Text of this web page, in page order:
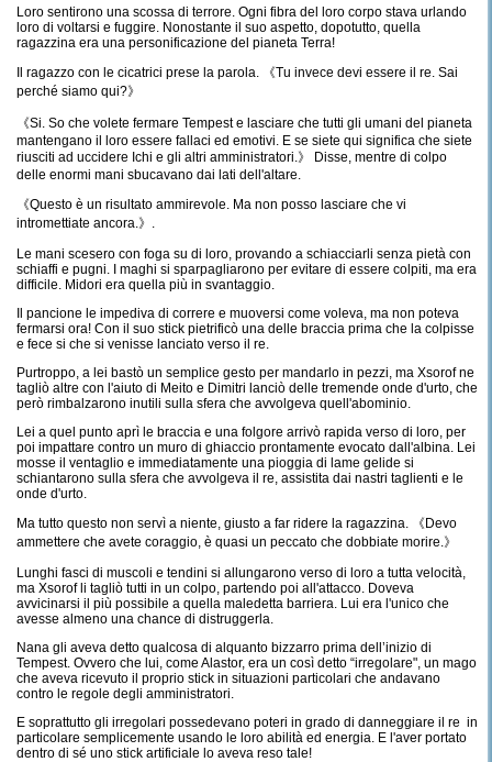
Loro sentirono una scossa di terrore. Ogni fibra del loro corpo stava urlando
loro di voltarsi e fuggire. Nonostante il suo aspetto, dopotutto, quella
ragazzina era una personificazione del pianeta Terra!
Il ragazzo con le cicatrici prese la parola. 《Tu invece devi essere il re. Sai
perché siamo qui?》
《Si. So che volete fermare Tempest e lasciare che tutti gli umani del pianeta
mantengano il loro essere fallaci ed emotivi. E se siete qui significa che siete
riusciti ad uccidere Ichi e gli altri amministratori.》 Disse, mentre di colpo
delle enormi mani sbucavano dai lati dell'altare.
《Questo è un risultato ammirevole. Ma non posso lasciare che vi
intromettiate ancora.》.
Le mani scesero con foga su di loro, provando a schiacciarli senza pietà con
schiaffi e pugni. I maghi si sparpagliarono per evitare di essere colpiti, ma era
difficile. Midori era quella più in svantaggio.
Il pancione le impediva di correre e muoversi come voleva, ma non poteva
fermarsi ora! Con il suo stick pietrificò una delle braccia prima che la colpisse
e fece si che si venisse lanciato verso il re.
Purtroppo, a lei bastò un semplice gesto per mandarlo in pezzi, ma Xsorof ne
tagliò altre con l'aiuto di Meito e Dimitri lanciò delle tremende onde d'urto, che
però rimbalzarono inutili sulla sfera che avvolgeva quell'abominio.
Lei a quel punto aprì le braccia e una folgore arrivò rapida verso di loro, per
poi impattare contro un muro di ghiaccio prontamente evocato dall'albina. Lei
mosse il ventaglio e immediatamente una pioggia di lame gelide si
schiantarono sulla sfera che avvolgeva il re, assistita dai nastri taglienti e le
onde d'urto.
Ma tutto questo non servì a niente, giusto a far ridere la ragazzina. 《Devo
ammettere che avete coraggio, è quasi un peccato che dobbiate morire.》
Lunghi fasci di muscoli e tendini si allungarono verso di loro a tutta velocità,
ma Xsorof li tagliò tutti in un colpo, partendo poi all'attacco. Doveva
avvicinarsi il più possibile a quella maledetta barriera. Lui era l'unico che
avesse almeno una chance di distruggerla.
Nana gli aveva detto qualcosa di alquanto bizzarro prima dell’inizio di
Tempest. Ovvero che lui, come Alastor, era un così detto “irregolare", un mago
che aveva ricevuto il proprio stick in situazioni particolari che andavano
contro le regole degli amministratori.
E soprattutto gli irregolari possedevano poteri in grado di danneggiare il re in
particolare semplicemente usando le loro abilità ed energia. E l'aver portato
dentro di sé uno stick artificiale lo aveva reso tale!